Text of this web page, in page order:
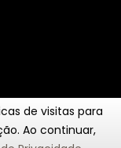
de visitas para
Ao continuar,